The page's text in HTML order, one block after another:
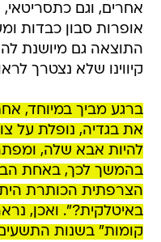
אחרים, וגם כתסריטאי,
אופרות סבון כבדות
התוצאה גם מיושנת
קיווינו שלא נצטרך
ברגע מביך במיוחד,
את בגדיה, נופלת על
להיות אבא שלה,
בהמשך לכך, באחת
הצרפתית הכותרת
באיטלקית?". ואכן,
קומות" בשנות